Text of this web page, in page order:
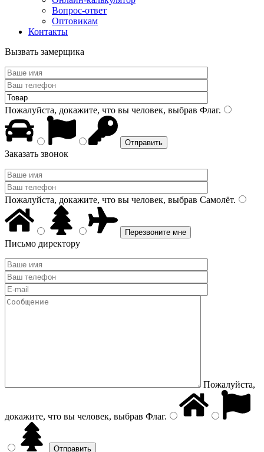
Вопрос-ответ
Оптовикам
Контакты
Вызвать замерщика
Пожалуйста, докажите, что вы человек, выбрав Флаг.
Заказать звонок
Пожалуйста, докажите, что вы человек, выбрав Самолёт.
Письмо директору
Пожалуйста,
докажите, что вы человек, выбрав Флаг.